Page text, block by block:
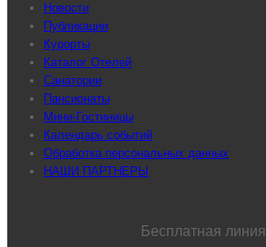
Новости
Публикации
Курорты
Каталог Отелей
Санатории
Пансионаты
Мини-Гостиницы
Календарь событий
Обработка персональных данных
НАШИ ПАРТНЕРЫ
Бесплатная линия